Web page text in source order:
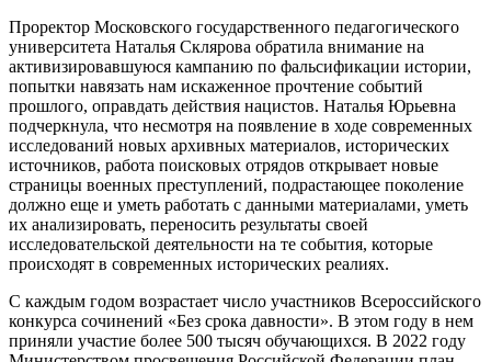
Проректор Московского государственного педагогического
университета Наталья Склярова обратила внимание на
активизировавшуюся кампанию по фальсификации истории,
попытки навязать нам искаженное прочтение событий
прошлого, оправдать действия нацистов. Наталья Юрьевна
подчеркнула, что несмотря на появление в ходе современных
исследований новых архивных материалов, исторических
источников, работа поисковых отрядов открывает новые
страницы военных преступлений, подрастающее поколение
должно еще и уметь работать с данными материалами, уметь
их анализировать, переносить результаты своей
исследовательской деятельности на те события, которые
происходят в современных исторических реалиях.
С каждым годом возрастает число участников Всероссийского
конкурса сочинений «Без срока давности». В этом году в нем
приняли участие более 500 тысяч обучающихся. В 2022 году